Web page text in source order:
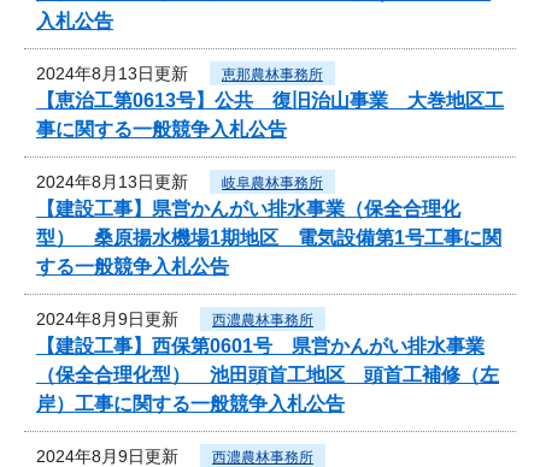
入札公告
2024年8月13日更新 恵那農林事務所
【恵治工第0613号】公共 復旧治山事業 大巻地区工
事に関する一般競争入札公告
2024年8月13日更新 岐阜農林事務所
【建設工事】県営かんがい排水事業（保全合理化
型） 桑原揚水機場1期地区 電気設備第1号工事に関
する一般競争入札公告
2024年8月9日更新 西濃農林事務所
【建設工事】西保第0601号 県営かんがい排水事業
（保全合理化型） 池田頭首工地区 頭首工補修（左
岸）工事に関する一般競争入札公告
2024年8月9日更新 西濃農林事務所